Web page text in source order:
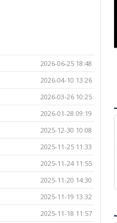
2026-06-25 18:48
2026-04-10 13:26
2026-03-26 10:25
2026-01-28 09:19
2025-12-30 10:08
2025-11-25 11:33
2025-11-24 11:55
2025-11-20 14:30
2025-11-19 13:32
2025-11-18 11:57